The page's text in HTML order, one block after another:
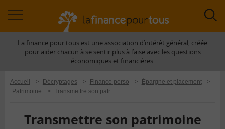
àLa finance pour tous est une association d’intérêt général, créée
pour aider chacun à se sentir plus à l’aise avec les questions
économiques et financières.
Accueil > Décryptages > Finance perso > Épargne et placement
>
Patrimoine
> Transmettre son patrimoine
Transmettre son patrimoine